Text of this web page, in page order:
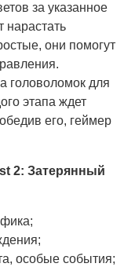
за указанное
нарастать
они помогут
головоломок для
этапа ждет
его, геймер
2: Затерянный
особые события;